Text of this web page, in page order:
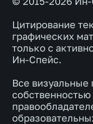
Цитирование
графических
только с
Ин-Спейс.
Все визуальные